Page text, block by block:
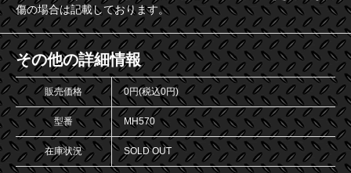
傷の場合は記載しております。
その他の詳細情報
販売価格 0円(税込0円)
型番 MH570
在庫状況 SOLD OUT